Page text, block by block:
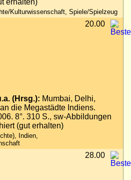
erhalten)
Kulturwissenschaft, Spiele/Spielzeug
(Hrsg.): Mumbai, Delhi,
die Megastädte Indiens.
8°. 310 S., sw-Abbildungen
(gut erhalten)
Indien,
20.00
28.00